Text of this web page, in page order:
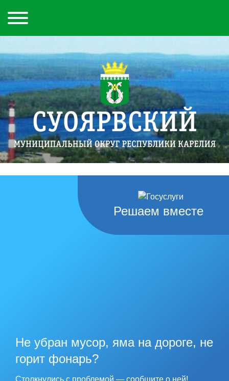
Решаем вместе
Не убран мусор, яма на дороге, не
горит фонарь?
Столкнулись с проблемой — сообщите о ней!